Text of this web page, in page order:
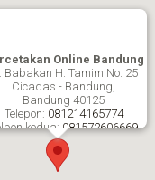
Online Bandung
Babakan H. Tamim No. 25
Cicadas - Bandung,
Bandung 40125
Telepon: 081214165774
kedua: 081572606669
Percetakan Online Bandung